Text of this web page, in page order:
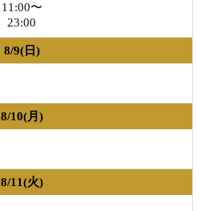
11:00〜
23:00
8/9(日)
8/10(月)
8/11(火)